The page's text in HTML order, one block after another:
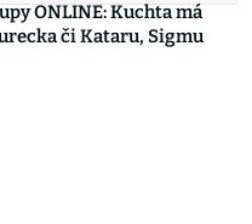
ONLINE: Kuchta má
či Kataru, Sigmu